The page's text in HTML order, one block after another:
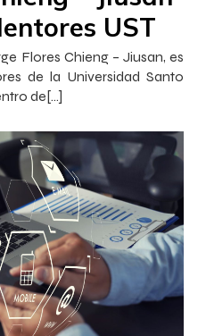
UST
Flores Chieng – Jiusan, es
de la Universidad Santo
de[…]